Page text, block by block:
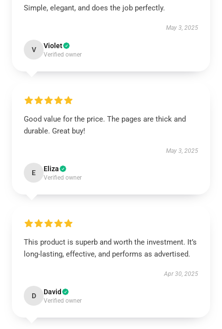
Simple, elegant, and does the job perfectly.
May 3, 2025
V Violet
Verified owner
Good value for the price. The pages are thick and
durable. Great buy!
May 3, 2025
E Eliza
Verified owner
This product is superb and worth the investment. It’s
long-lasting, effective, and performs as advertised.
Apr 30, 2025
D David
Verified owner